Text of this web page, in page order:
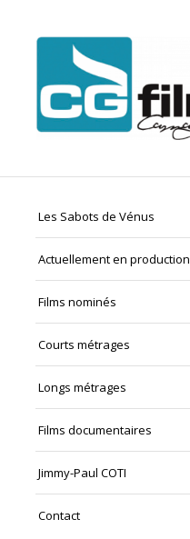
Les Sabots de Vénus
Actuellement en production
Films nominés
Courts métrages
Longs métrages
Films documentaires
Jimmy-Paul COTI
Contact